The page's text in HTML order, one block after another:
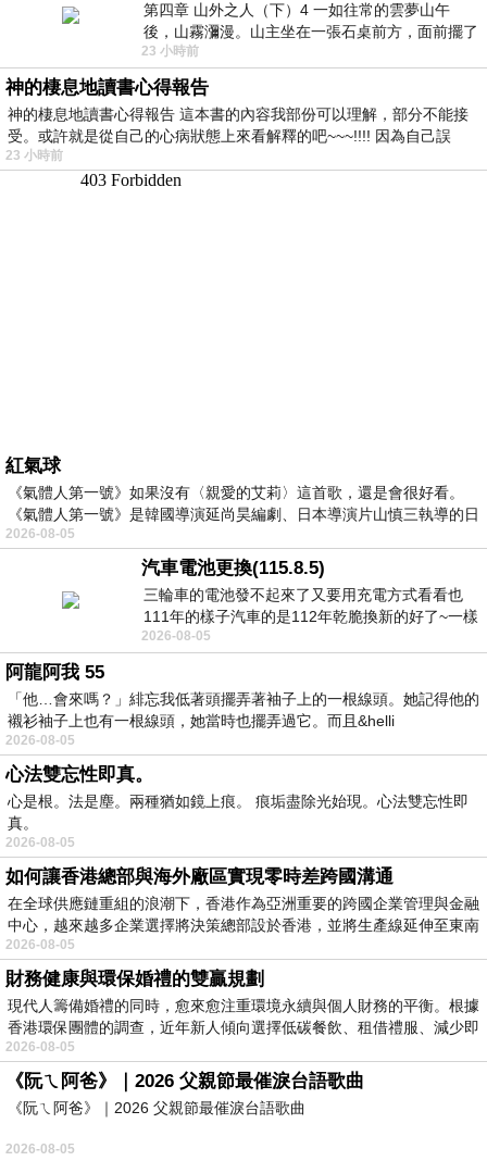
第四章 山外之人（下）4 一如往常的雲夢山午
後，山霧瀰漫。山主坐在一張石桌前方，面前擺了
一盤未下完的棋盤，還有一壺茶與兩只冒
23 小時前
神的棲息地讀書心得報告
神的棲息地讀書心得報告 這本書的內容我部份可以理解，部分不能接
受。或許就是從自己的心病狀態上來看解釋的吧~~~!!!! 因為自己誤
23 小時前
紅氣球
《氣體人第一號》如果沒有〈親愛的艾莉〉這首歌，還是會很好看。
《氣體人第一號》是韓國導演延尚昊編劇、日本導演片山慎三執導的日
2026-08-05
汽車電池更換(115.8.5)
三輪車的電池發不起來了又要用充電方式看看也
111年的樣子汽車的是112年乾脆換新的好了~一樣
在阿炮電池買的漲了一百多塊吧
2026-08-05
阿龍阿我 55
「他…會來嗎？」緋忘我低著頭擺弄著袖子上的一根線頭。她記得他的
襯衫袖子上也有一根線頭，她當時也擺弄過它。而且&helli
2026-08-05
心法雙忘性即真。
心是根。法是塵。兩種猶如鏡上痕。 痕垢盡除光始現。心法雙忘性即
真。
2026-08-05
如何讓香港總部與海外廠區實現零時差跨國溝通
在全球供應鏈重組的浪潮下，香港作為亞洲重要的跨國企業管理與金融
中心，越來越多企業選擇將決策總部設於香港，並將生產線延伸至東南
2026-08-05
財務健康與環保婚禮的雙贏規劃
現代人籌備婚禮的同時，愈來愈注重環境永續與個人財務的平衡。根據
香港環保團體的調查，近年新人傾向選擇低碳餐飲、租借禮服、減少即
2026-08-05
《阮ㄟ阿爸》｜2026 父親節最催淚台語歌曲
《阮ㄟ阿爸》｜2026 父親節最催淚台語歌曲
2026-08-05